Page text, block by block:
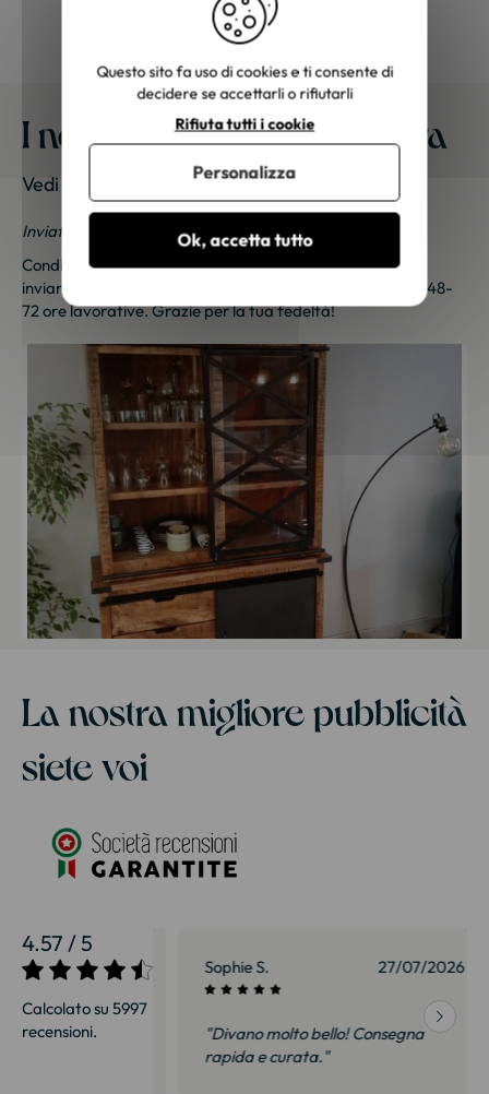
I nostri mobili a casa vostra
Vedi le foto dei nostri clienti
Inviateci le vostre foto; una piccola sorpresa vi aspetta!
Condividi le tue foto e ricevi una sorpresa!Clicca quiper
inviarci le tue foto. Un piccolo regalo ti sarà inviato entro 48-
72 ore lavorative. Grazie per la tua fedeltà!
La nostra migliore pubblicità
siete voi
4.57 / 5
Calcolato su 5997
recensioni.
27/07/2026 Sophie S. 27/07/2026
"Divano molto bello! Consegna
rapida e curata."
Questo sito fa uso di cookies e ti consente di
decidere se accettarli o rifiutarli
Ok, accetta tutto
Rifiuta tutti i cookie
Personalizza